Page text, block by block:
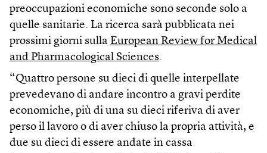
preoccupazioni economiche sono seconde solo a
quelle sanitarie. La ricerca sarà pubblicata nei
prossimi giorni sulla European Review for Medical
and Pharmacological Sciences.
“Quattro persone su dieci di quelle interpellate
prevedevano di andare incontro a gravi perdite
economiche, più di una su dieci riferiva di aver
perso il lavoro o di aver chiuso la propria attività, e
due su dieci di essere andate in cassa